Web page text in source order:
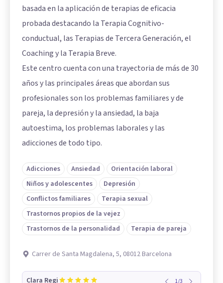
basada en la aplicación de terapias de eficacia
probada destacando la Terapia Cognitivo-
conductual, las Terapias de Tercera Generación, el
Coaching y la Terapia Breve.
Este centro cuenta con una trayectoria de más de 30
años y las principales áreas que abordan sus
profesionales son los problemas familiares y de
pareja, la depresión y la ansiedad, la baja
autoestima, los problemas laborales y las
adicciones de todo tipo.
Adicciones Ansiedad
Orientación laboral
Niños y adolescentes
Depresión
Conflictos familiares
Terapia sexual
Trastornos propios de la vejez
Trastornos de la personalidad
Terapia de pareja
Carrer de Santa Magdalena, 5, 08012 Barcelona
Clara Regi